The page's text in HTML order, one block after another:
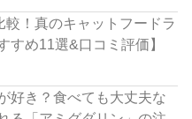
較！真のキャットフードラ
すめ11選&口コミ評価】
好き？食べても大丈夫な